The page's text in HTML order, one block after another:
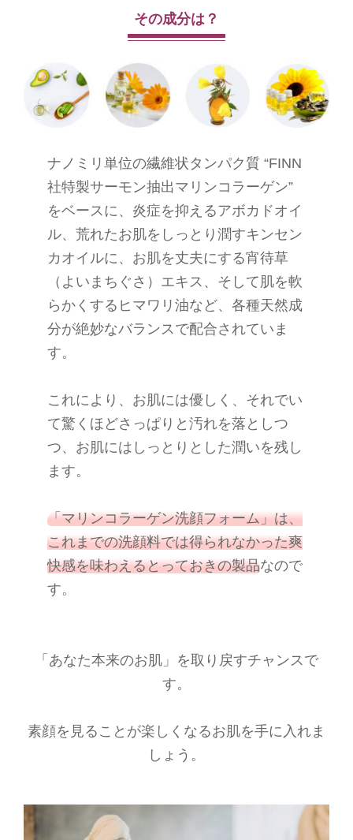
その成分は？
ナノミリ単位の繊維状タンパク質 “FINN
社特製サーモン抽出マリンコラーゲン”
をベースに、炎症を抑えるアボカドオイ
ル、荒れたお肌をしっとり潤すキンセン
カオイルに、お肌を丈夫にする宵待草
（よいまちぐさ）エキス、そして肌を軟
らかくするヒマワリ油など、各種天然成
分が絶妙なバランスで配合されていま
す。
これにより、お肌には優しく、それでい
て驚くほどさっぱりと汚れを落としつ
つ、お肌にはしっとりとした潤いを残し
ます。
「マリンコラーゲン洗顔フォーム」は、
これまでの洗顔料では得られなかった爽
快感を味わえるとっておきの製品なので
す。
「あなた本来のお肌」を取り戻すチャンスで
す。
素顔を見ることが楽しくなるお肌を手に入れま
しょう。